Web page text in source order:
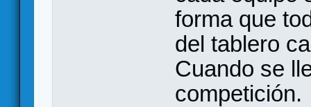
forma que
del tablero
Cuando se
competición.